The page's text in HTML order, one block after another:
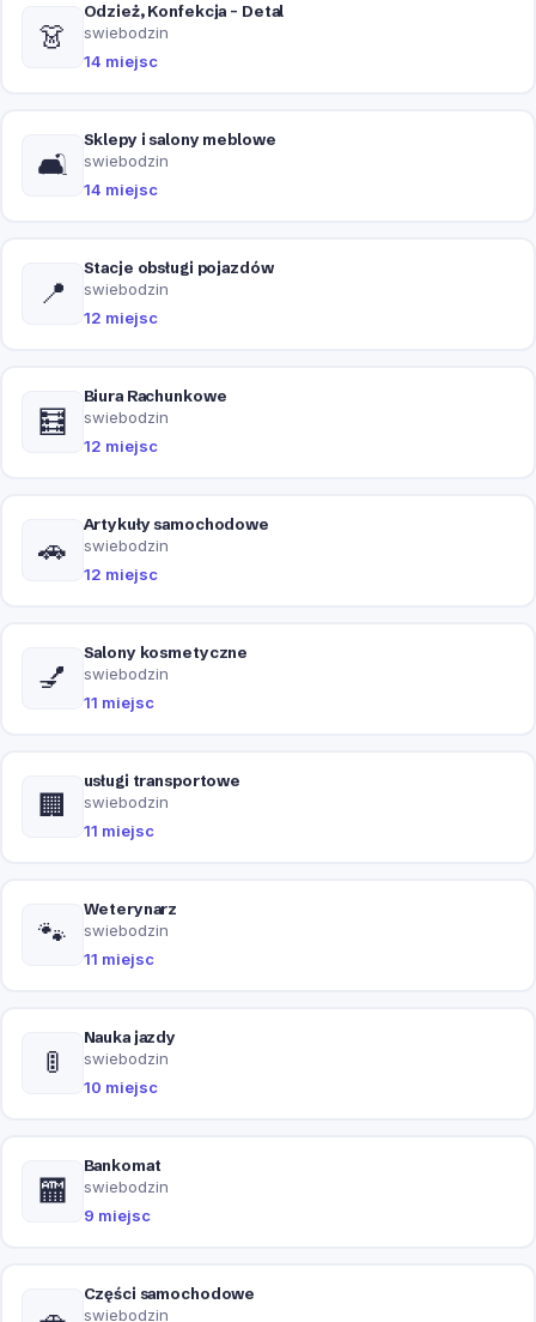
👗
Odzież, Konfekcja - Detal
swiebodzin
14 miejsc
🛋️
Sklepy i salony meblowe
swiebodzin
14 miejsc
📍
Stacje obsługi pojazdów
swiebodzin
12 miejsc
🧮
Biura Rachunkowe
swiebodzin
12 miejsc
🚗
Artykuły samochodowe
swiebodzin
12 miejsc
💅
Salony kosmetyczne
swiebodzin
11 miejsc
🏢
usługi transportowe
swiebodzin
11 miejsc
🐾
Weterynarz
swiebodzin
11 miejsc
🚦
Nauka jazdy
swiebodzin
10 miejsc
🏧
Bankomat
swiebodzin
9 miejsc
Części samochodowe
swiebodzin